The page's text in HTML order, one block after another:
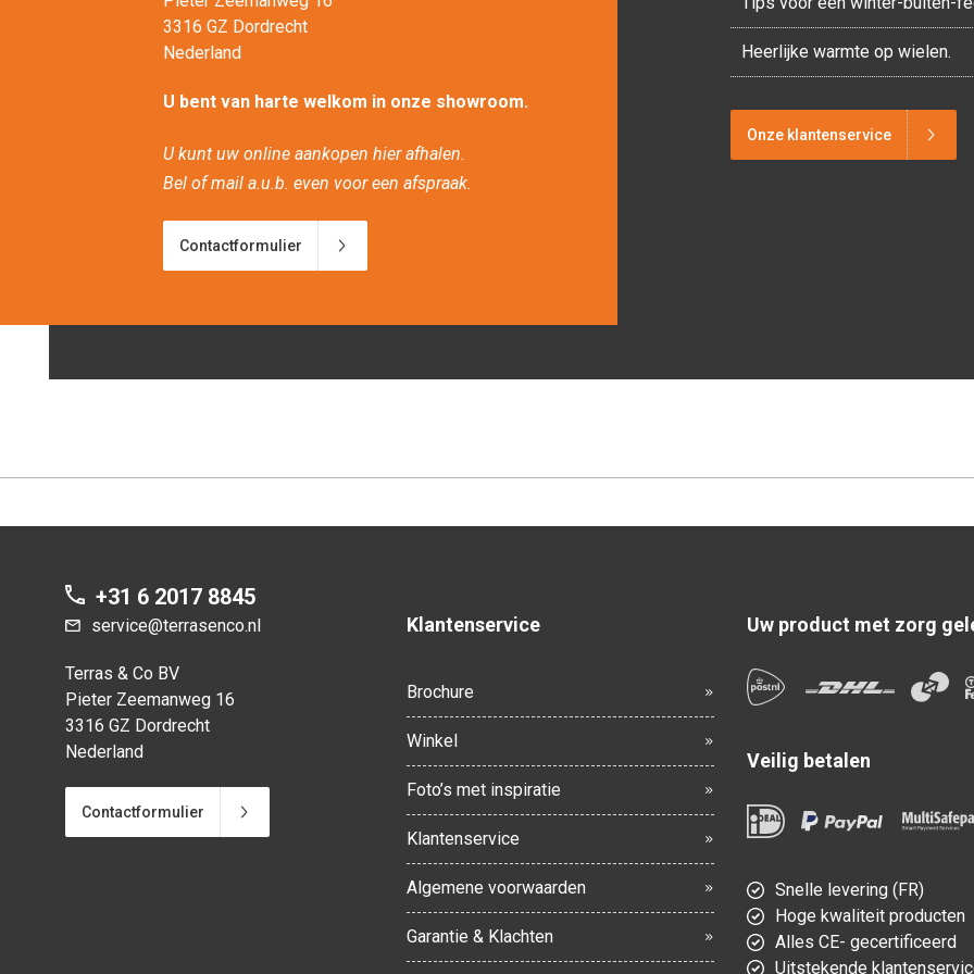
3316 GZ Dordrecht
Nederland
U bent van harte welkom in onze showroom.
U kunt uw online aankopen hier afhalen.
Bel of mail a.u.b. even voor een afspraak.
Contactformulier
Heerlijke warmte op wielen.
Onze klantenservice
+31 6 2017 8845
service@terrasenco.nl
Terras & Co BV
Pieter Zeemanweg 16
3316 GZ Dordrecht
Nederland
Contactformulier
Klantenservice
Brochure
Winkel
Foto’s met inspiratie
Klantenservice
Algemene voorwaarden
Garantie & Klachten
Uw product met zorg
Veilig betalen
Snelle levering (FR)
Hoge kwaliteit producten
Alles CE- gecertificeerd
Uitstekende